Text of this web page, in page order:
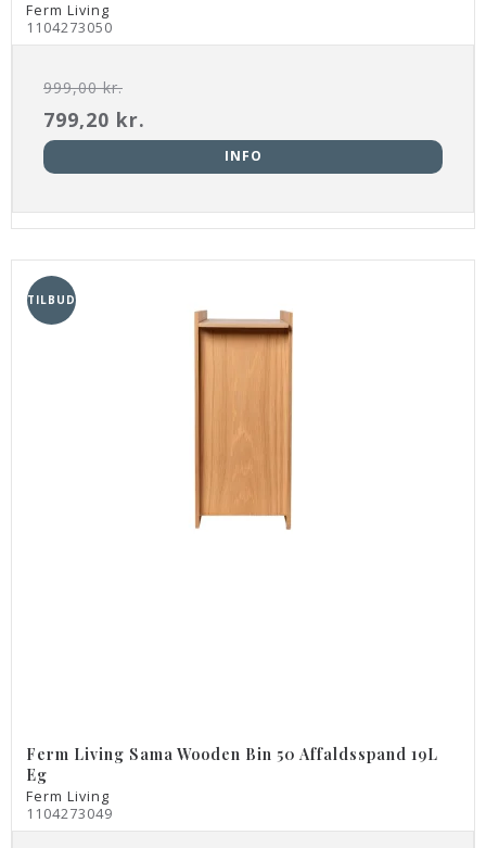
Ferm Living
1104273050
999,00 kr.
799,20 kr.
INFO
TILBUD
Ferm Living Sama Wooden Bin 50 Affaldsspand 19L
Eg
Ferm Living
1104273049